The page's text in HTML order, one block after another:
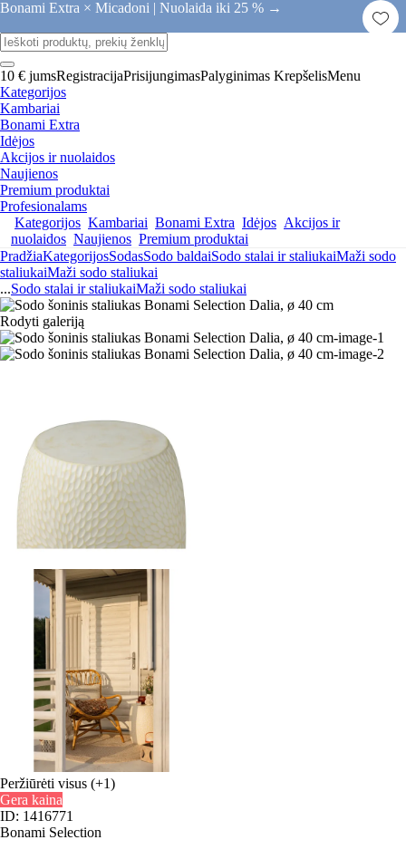
Bonami Extra × Micadoni | Nuolaida iki 25 % →
10 € jumsRegistracijaPrisijungimasPalyginimas KrepšelisMenu
Kategorijos
Kambariai
Bonami Extra
Idėjos
Akcijos ir nuolaidos
Naujienos
Premium produktai
Profesionalams
Kategorijos Kambariai Bonami Extra Idėjos Akcijos ir
nuolaidos Naujienos Premium produktai
PradžiaKategorijosSodasSodo baldaiSodo stalai ir staliukaiMaži sodo
staliukaiMaži sodo staliukai
...Sodo stalai ir staliukaiMaži sodo staliukai
Rodyti galeriją
Peržiūrėti visus (+1)
Gera kaina
ID: 1416771
Bonami Selection